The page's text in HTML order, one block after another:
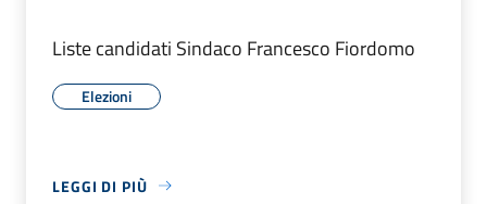
Liste candidati Sindaco Francesco Fiordomo
Elezioni
LEGGI DI PIÙ